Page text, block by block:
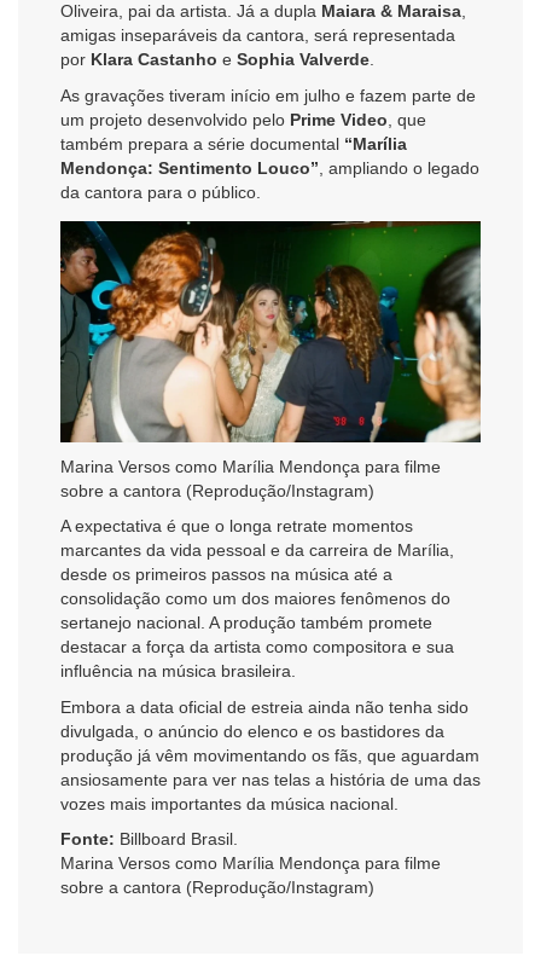
Oliveira, pai da artista. Já a dupla Maiara & Maraisa,
amigas inseparáveis da cantora, será representada
por Klara Castanho e Sophia Valverde.
As gravações tiveram início em julho e fazem parte de
um projeto desenvolvido pelo Prime Video , que
também prepara a série documental “Marília
Mendonça: Sentimento Louco” , ampliando o legado
da cantora para o público.
Marina Versos como Marília Mendonça para filme
sobre a cantora (Reprodução/Instagram)
A expectativa é que o longa retrate momentos
marcantes da vida pessoal e da carreira de Marília,
desde os primeiros passos na música até a
consolidação como um dos maiores fenômenos do
sertanejo nacional. A produção também promete
destacar a força da artista como compositora e sua
influência na música brasileira.
Embora a data oficial de estreia ainda não tenha sido
divulgada, o anúncio do elenco e os bastidores da
produção já vêm movimentando os fãs, que aguardam
ansiosamente para ver nas telas a história de uma das
vozes mais importantes da música nacional.
Fonte: Billboard Brasil.
Marina Versos como Marília Mendonça para filme
sobre a cantora (Reprodução/Instagram)